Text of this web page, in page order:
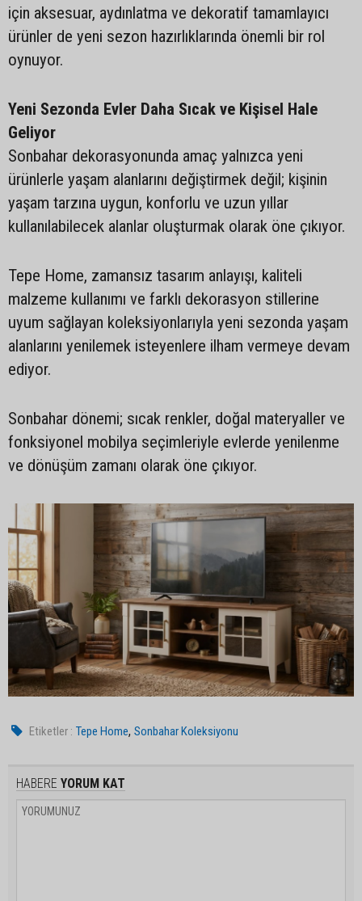
için aksesuar, aydınlatma ve dekoratif tamamlayıcı
ürünler de yeni sezon hazırlıklarında önemli bir rol
oynuyor.
Yeni Sezonda Evler Daha Sıcak ve Kişisel Hale
Geliyor
Sonbahar dekorasyonunda amaç yalnızca yeni
ürünlerle yaşam alanlarını değiştirmek değil; kişinin
yaşam tarzına uygun, konforlu ve uzun yıllar
kullanılabilecek alanlar oluşturmak olarak öne çıkıyor.
Tepe Home, zamansız tasarım anlayışı, kaliteli
malzeme kullanımı ve farklı dekorasyon stillerine
uyum sağlayan koleksiyonlarıyla yeni sezonda yaşam
alanlarını yenilemek isteyenlere ilham vermeye devam
ediyor.
Sonbahar dönemi; sıcak renkler, doğal materyaller ve
fonksiyonel mobilya seçimleriyle evlerde yenilenme
ve dönüşüm zamanı olarak öne çıkıyor.
Etiketler : Tepe Home,Sonbahar Koleksiyonu
HABERE YORUM KAT